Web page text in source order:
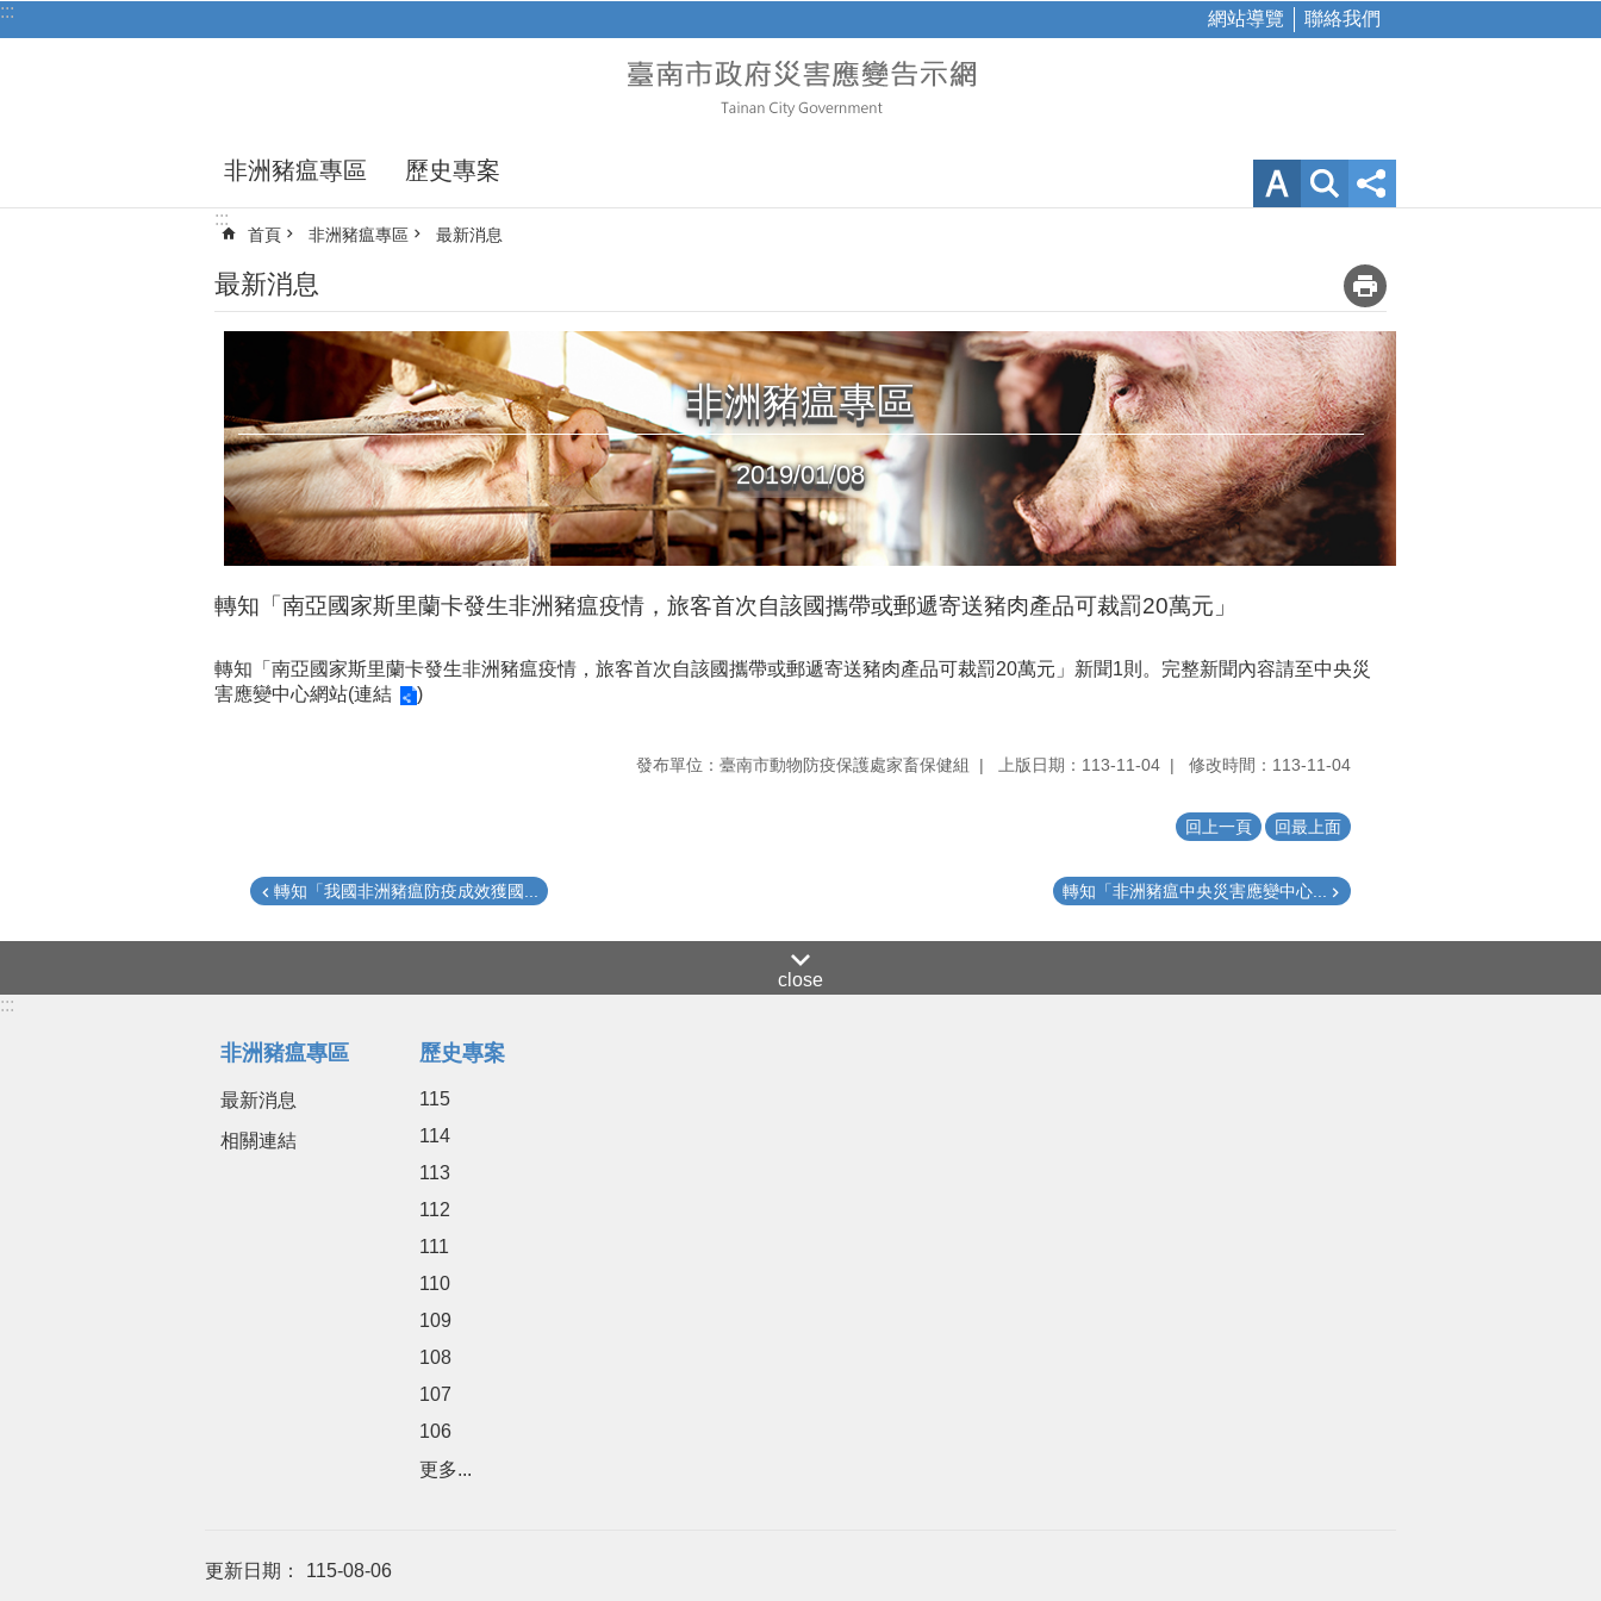
跳到主要內容區塊
::: 網站導覽 聯絡我們
非洲豬瘟專區 歷史專案
:::
首頁 非洲豬瘟專區 最新消息
最新消息
非洲豬瘟專區
2019/01/08
轉知「南亞國家斯里蘭卡發生非洲豬瘟疫情，旅客首次自該國攜帶或郵遞寄送豬肉產品可裁罰20萬元」
轉知「南亞國家斯里蘭卡發生非洲豬瘟疫情，旅客首次自該國攜帶或郵遞寄送豬肉產品可裁罰20萬元」新聞1則。完整新聞內容請至中央災
害應變中心網站(連結 )
發布單位：臺南市動物防疫保護處家畜保健組 上版日期：113-11-04 修改時間：113-11-04
回上一頁 回最上面
轉知「我國非洲豬瘟防疫成效獲國... 轉知「非洲豬瘟中央災害應變中心...
close
:::
非洲豬瘟專區
最新消息
相關連結
歷史專案
115
114
113
112
111
110
109
108
107
106
更多...
更新日期： 115-08-06